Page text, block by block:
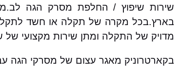
בארץ.בכל מקרה של תקלה או חשד
מדויק של התקלה ומתן שירות מקצועי